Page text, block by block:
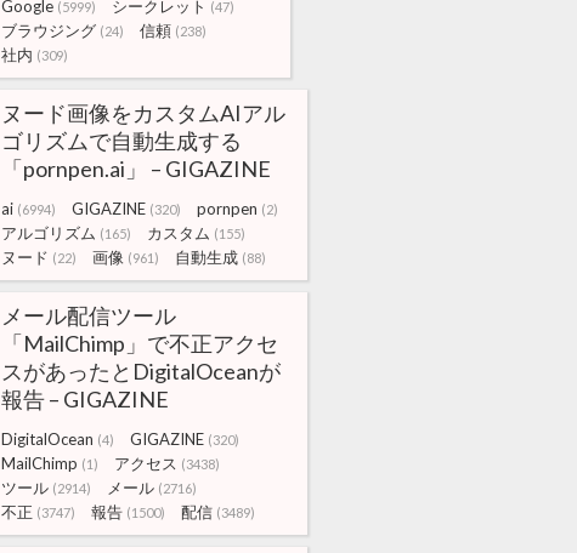
Google (5999) シークレット (47)
ブラウジング (24) 信頼 (238)
社内 (309)
ヌード画像をカスタムAIアル
ゴリズムで自動生成する
「pornpen.ai」 – GIGAZINE
ai (6994) GIGAZINE (320) pornpen (2)
アルゴリズム (165) カスタム (155)
ヌード (22) 画像 (961) 自動生成 (88)
メール配信ツール
「MailChimp」で不正アクセ
スがあったとDigitalOceanが
報告 – GIGAZINE
DigitalOcean (4) GIGAZINE (320)
MailChimp (1) アクセス (3438)
ツール (2914) メール (2716)
不正 (3747) 報告 (1500) 配信 (3489)